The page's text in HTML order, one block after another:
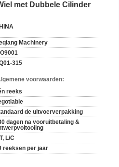
met Dubbele Cilinder
Machinery
315
voorwaarden:
reeks
de uitvoerverpakking
dagen na vooruitbetaling &
L/C
reeksen per jaar